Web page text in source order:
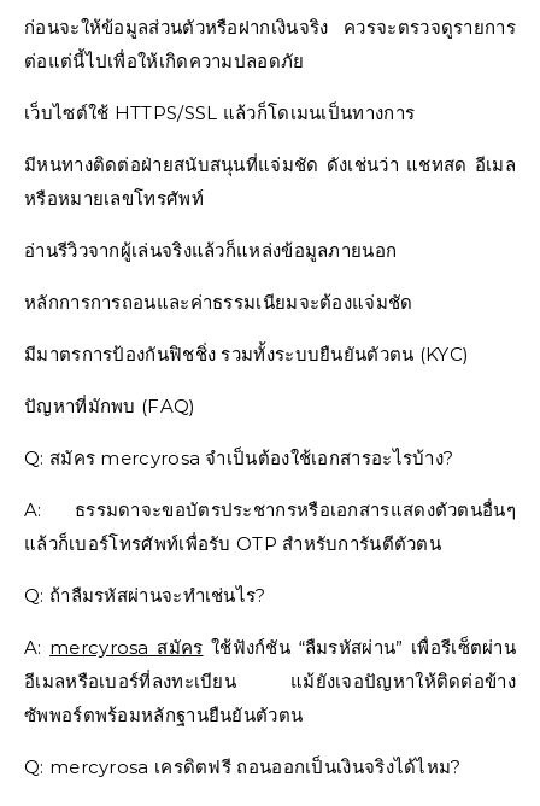
ก่อนจะให้ข้อมูลส่วนตัวหรือฝากเงินจริง ควรจะตรวจดูรายการ
ต่อแต่นี้ไปเพื่อให้เกิดความปลอดภัย
เว็บไซต์ใช้ HTTPS/SSL แล้วก็โดเมนเป็นทางการ
มีหนทางติดต่อฝ่ายสนับสนุนที่แจ่มชัด ดังเช่นว่า แชทสด อีเมล
หรือหมายเลขโทรศัพท์
อ่านรีวิวจากผู้เล่นจริงแล้วก็แหล่งข้อมูลภายนอก
หลักการการถอนและค่าธรรมเนียมจะต้องแจ่มชัด
มีมาตรการป้องกันฟิชชิ่ง รวมทั้งระบบยืนยันตัวตน (KYC)
ปัญหาที่มักพบ (FAQ)
Q: สมัคร mercyrosa จำเป็นต้องใช้เอกสารอะไรบ้าง?
A: ธรรมดาจะขอบัตรประชากรหรือเอกสารแสดงตัวตนอื่นๆ
แล้วก็เบอร์โทรศัพท์เพื่อรับ OTP สำหรับการันตีตัวตน
Q: ถ้าลืมรหัสผ่านจะทำเช่นไร?
A: mercyrosa สมัคร ใช้ฟังก์ชัน “ลืมรหัสผ่าน” เพื่อรีเซ็ตผ่าน
อีเมลหรือเบอร์ที่ลงทะเบียน แม้ยังเจอปัญหาให้ติดต่อข้าง
ซัพพอร์ตพร้อมหลักฐานยืนยันตัวตน
Q: mercyrosa เครดิตฟรี ถอนออกเป็นเงินจริงได้ไหม?